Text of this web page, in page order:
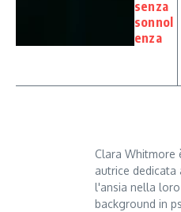
senza
sonnol
enza
Clara Whitmore
autrice dedicata
l'ansia nella
background in